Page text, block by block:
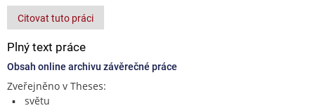
Citovat tuto práci
Plný text práce
Obsah online archivu závěrečné práce
Zveřejněno v Theses:
světu